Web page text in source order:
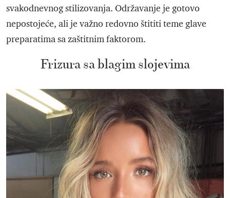
svakodnevnog stilizovanja. Održavanje je gotovo
nepostojeće, ali je važno redovno štititi teme glave
preparatima sa zaštitnim faktorom.
Frizura sa blagim slojevima